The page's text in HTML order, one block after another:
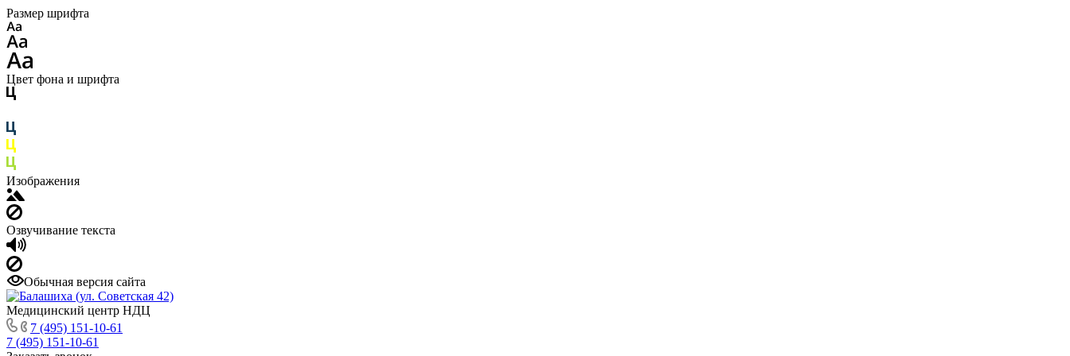
Размер шрифта
Цвет фона и шрифта
Изображения
Озвучивание текста
Обычная версия сайта
Медицинский центр НДЦ
7 (495) 151-10-61
7 (495) 151-10-61